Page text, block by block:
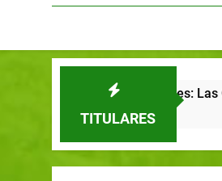
TITULARES
y Tecnologías Verdes: Las